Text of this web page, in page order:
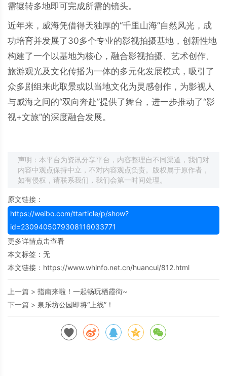
需辗转多地即可完成所需的镜头。
近年来，威海凭借得天独厚的“千里山海”自然风光，成
功培育并发展了30多个专业的影视拍摄基地，创新性地
构建了一个以基地为核心，融合影视拍摄、艺术创作、
旅游观光及文化传播为一体的多元化发展模式，吸引了
众多剧组来此取景或以当地文化为灵感创作，为影视人
与威海之间的“双向奔赴”提供了舞台，进一步推动了“影
视+文旅”的深度融合发展。
声明：本平台为资讯分享平台，内容整理自不同渠道，我们对
内容中观点保持中立，不对内容观点负责。版权属于原作者，
如有侵权，请联系我们，我们会第一时间处理。
原文链接：
https://weibo.com/ttarticle/p/show?
id=2309405079308116033771
更多详情点击查看
本文标签：无
本文链接： https://www.whinfo.net.cn/huancui/812.html
上一篇 > 指南来啦！一起畅玩栖霞街~
下一篇 > 泉乐坊公园即将“上线”！